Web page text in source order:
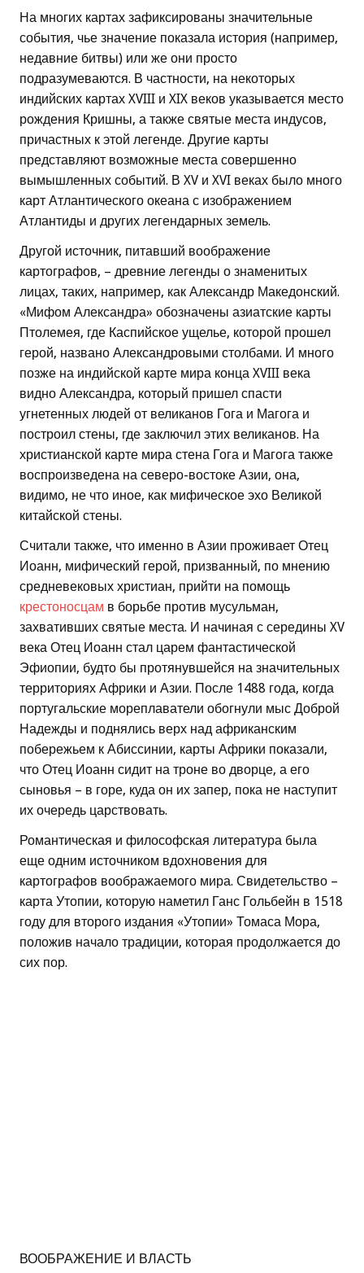
На многих картах зафиксированы значительные
события, чье значение показала история (например,
недавние битвы) или же они просто
подразумеваются. В частности, на некоторых
индийских картах XVIII и XIX веков указывается место
рождения Кришны, а также святые места индусов,
причастных к этой легенде. Другие карты
представляют возможные места совершенно
вымышленных событий. В XV и XVI веках было много
карт Атлантического океана с изображением
Атлантиды и других легендарных земель.
Другой источник, питавший воображение
картографов, – древние легенды о знаменитых
лицах, таких, например, как Александр Македонский.
«Мифом Александра» обозначены азиатские карты
Птолемея, где Каспийское ущелье, которой прошел
герой, названо Александровыми столбами. И много
позже на индийской карте мира конца XVIII века
видно Александра, который пришел спасти
угнетенных людей от великанов Гога и Магога и
построил стены, где заключил этих великанов. На
христианской карте мира стена Гога и Магога также
воспроизведена на северо-востоке Азии, она,
видимо, не что иное, как мифическое эхо Великой
китайской стены.
Считали также, что именно в Азии проживает Отец
Иоанн, мифический герой, призванный, по мнению
средневековых христиан, прийти на помощь
крестоносцам в борьбе против мусульман,
захвативших святые места. И начиная с середины XV
века Отец Иоанн стал царем фантастической
Эфиопии, будто бы протянувшейся на значительных
территориях Африки и Азии. После 1488 года, когда
португальские мореплаватели обогнули мыс Доброй
Надежды и поднялись верх над африканским
побережьем к Абиссинии, карты Африки показали,
что Отец Иоанн сидит на троне во дворце, а его
сыновья – в горе, куда он их запер, пока не наступит
их очередь царствовать.
Романтическая и философская литература была
еще одним источником вдохновения для
картографов воображаемого мира. Свидетельство –
карта Утопии, которую наметил Ганс Гольбейн в 1518
году для второго издания «Утопии» Томаса Мора,
положив начало традиции, которая продолжается до
сих пор.
ВООБРАЖЕНИЕ И ВЛАСТЬ